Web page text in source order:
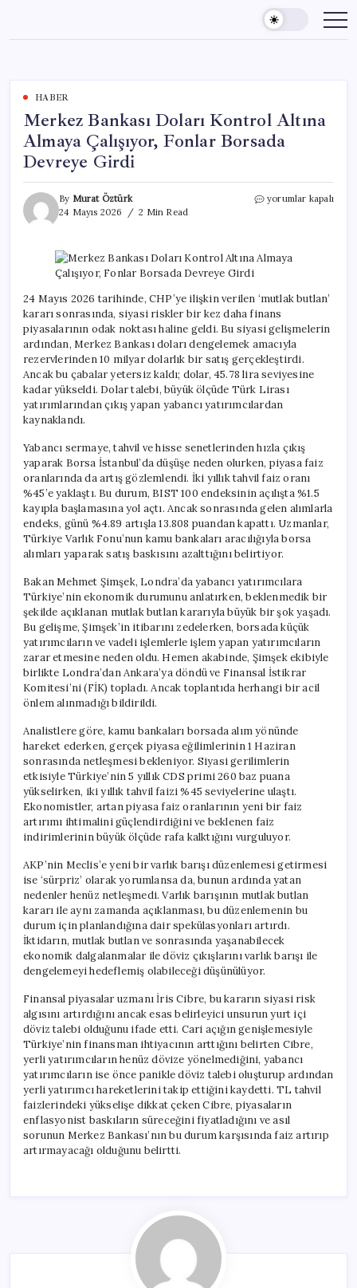
content
HABER
Merkez Bankası Doları Kontrol Altına
Almaya Çalışıyor, Fonlar Borsada
Devreye Girdi
By Murat Öztürk
24 Mayıs 2026
2 Min Read
Merkez
Almaya
Fonlar
Borsada
Devreye
Girdi
için
yorumlar kapalı
24 Mayıs 2026 tarihinde, CHP’ye ilişkin verilen ‘mutlak butlan’
kararı sonrasında, siyasi riskler bir kez daha finans
piyasalarının odak noktası haline geldi. Bu siyasi gelişmelerin
ardından, Merkez Bankası doları dengelemek amacıyla
rezervlerinden 10 milyar dolarlık bir satış gerçekleştirdi.
Ancak bu çabalar yetersiz kaldı; dolar, 45.78 lira seviyesine
kadar yükseldi. Dolar talebi, büyük ölçüde Türk Lirası
yatırımlarından çıkış yapan yabancı yatırımcılardan
kaynaklandı.
Yabancı sermaye, tahvil ve hisse senetlerinden hızla çıkış
yaparak Borsa İstanbul’da düşüşe neden olurken, piyasa faiz
oranlarında da artış gözlemlendi. İki yıllık tahvil faiz oranı
%45’e yaklaştı. Bu durum, BIST 100 endeksinin açılışta %1.5
kayıpla başlamasına yol açtı. Ancak sonrasında gelen alımlarla
endeks, günü %4.89 artışla 13.808 puandan kapattı. Uzmanlar,
Türkiye Varlık Fonu’nun kamu bankaları aracılığıyla borsa
alımları yaparak satış baskısını azalttığını belirtiyor.
Bakan Mehmet Şimşek, Londra’da yabancı yatırımcılara
Türkiye’nin ekonomik durumunu anlatırken, beklenmedik bir
şekilde açıklanan mutlak butlan kararıyla büyük bir şok yaşadı.
Bu gelişme, Şimşek’in itibarını zedelerken, borsada küçük
yatırımcıların ve vadeli işlemlerle işlem yapan yatırımcıların
zarar etmesine neden oldu. Hemen akabinde, Şimşek ekibiyle
birlikte Londra’dan Ankara’ya döndü ve Finansal İstikrar
Komitesi’ni (FİK) topladı. Ancak toplantıda herhangi bir acil
önlem alınmadığı bildirildi.
Analistlere göre, kamu bankaları borsada alım yönünde
hareket ederken, gerçek piyasa eğilimlerinin 1 Haziran
sonrasında netleşmesi bekleniyor. Siyasi gerilimlerin
etkisiyle Türkiye’nin 5 yıllık CDS primi 260 baz puana
yükselirken, iki yıllık tahvil faizi %45 seviyelerine ulaştı.
Ekonomistler, artan piyasa faiz oranlarının yeni bir faiz
artırımı ihtimalini güçlendirdiğini ve beklenen faiz
indirimlerinin büyük ölçüde rafa kalktığını vurguluyor.
AKP’nin Meclis’e yeni bir varlık barışı düzenlemesi getirmesi
ise ‘sürpriz’ olarak yorumlansa da, bunun ardında yatan
nedenler henüz netleşmedi. Varlık barışının mutlak butlan
kararı ile aynı zamanda açıklanması, bu düzenlemenin bu
durum için planlandığına dair spekülasyonları artırdı.
İktidarın, mutlak butlan ve sonrasında yaşanabilecek
ekonomik dalgalanmalar ile döviz çıkışlarını varlık barışı ile
dengelemeyi hedeflemiş olabileceği düşünülüyor.
Finansal piyasalar uzmanı İris Cibre, bu kararın siyasi risk
algısını artırdığını ancak esas belirleyici unsurun yurt içi
döviz talebi olduğunu ifade etti. Cari açığın genişlemesiyle
Türkiye’nin finansman ihtiyacının arttığını belirten Cibre,
yerli yatırımcıların henüz dövize yönelmediğini, yabancı
yatırımcıların ise önce panikle döviz talebi oluşturup ardından
yerli yatırımcı hareketlerini takip ettiğini kaydetti. TL tahvil
faizlerindeki yükselişe dikkat çeken Cibre, piyasaların
enflasyonist baskıların süreceğini fiyatladığını ve asıl
sorunun Merkez Bankası’nın bu durum karşısında faiz artırıp
artırmayacağı olduğunu belirtti.